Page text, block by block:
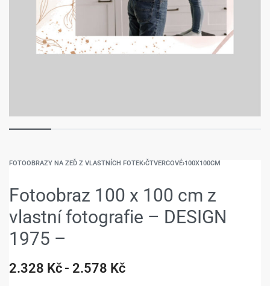
FOTOOBRAZY NA ZEĎ Z VLASTNÍCH FOTEK›ČTVERCOVÉ›100X100CM
Fotoobraz 100 x 100 cm z
vlastní fotografie – DESIGN
1975 –
2.328 Kč 2.578 Kč